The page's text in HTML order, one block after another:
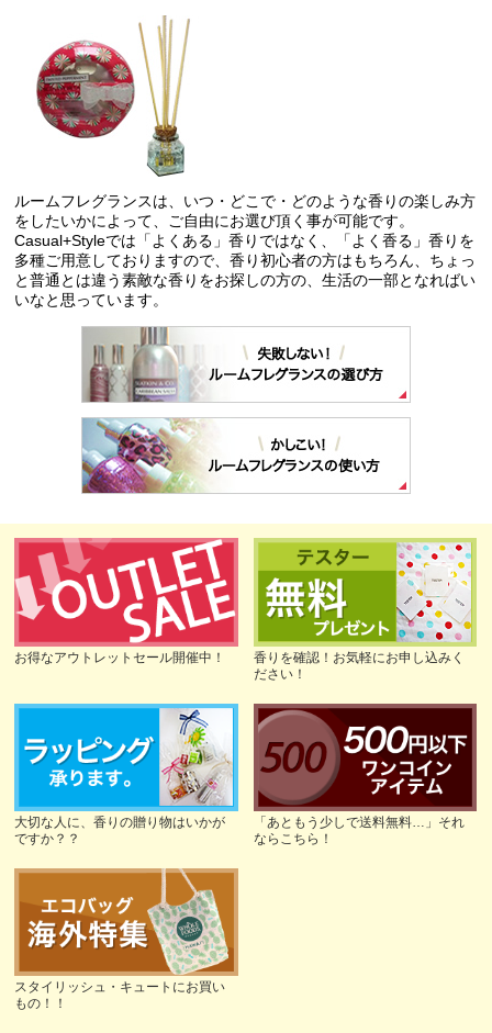
ルームフレグランスは、いつ・どこで・どのような香りの楽しみ方
をしたいかによって、ご自由にお選び頂く事が可能です。
Casual+Styleでは「よくある」香りではなく、「よく香る」香りを
多種ご用意しておりますので、香り初心者の方はもちろん、ちょっ
と普通とは違う素敵な香りをお探しの方の、生活の一部となればい
いなと思っています。
お得なアウトレットセール開催中！
香りを確認！お気軽にお申し込みく
ださい！
大切な人に、香りの贈り物はいかが
ですか？？
「あともう少しで送料無料…」それ
ならこちら！
スタイリッシュ・キュートにお買い
もの！！